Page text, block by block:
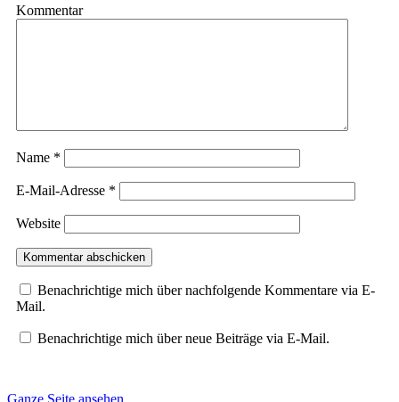
Kommentar
Name *
E-Mail-Adresse *
Website
Benachrichtige mich über nachfolgende Kommentare via E-
Mail.
Benachrichtige mich über neue Beiträge via E-Mail.
Ganze Seite ansehen